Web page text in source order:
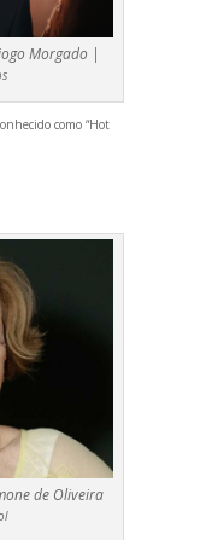
Morgado |
como “Hot
de Oliveira